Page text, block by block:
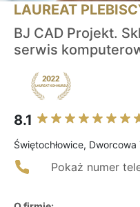
LAUREAT
BJ CAD Projekt.
serwis
8.1
Świętochłowice, Dworcowa
Pokaż numer